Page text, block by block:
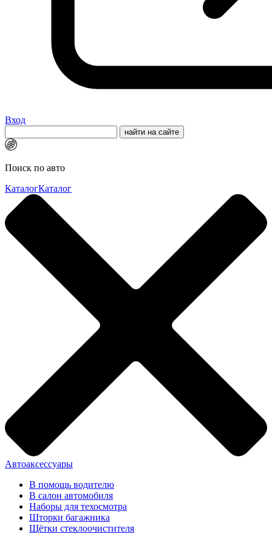
Вход
Поиск по авто
КаталогКаталог
Автоаксессуары
В помощь водителю
В салон автомобиля
Наборы для техосмотра
Шторки багажника
Щётки стеклоочистителя